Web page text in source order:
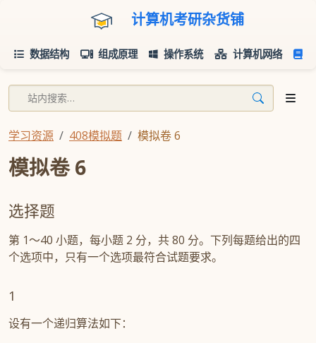
计算机考研杂货铺
数据结构 组成原理 操作系统 计算机网络
学习资源 408模拟题 模拟卷 6
模拟卷 6
选择题
第 1～40 小题，每小题 2 分，共 80 分。下列每题给出的四
个选项中，只有一个选项最符合试题要求。
1
设有一个递归算法如下：